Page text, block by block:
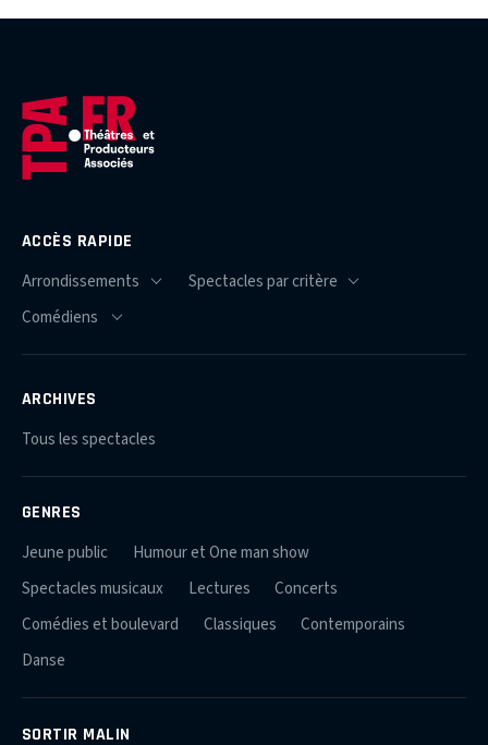
ACCÈS RAPIDE
ARCHIVES
Tous les spectacles
GENRES
Jeune public
Humour et One man show
Spectacles musicaux
Lectures
Concerts
Comédies et boulevard
Classiques
Contemporains
Danse
SORTIR MALIN